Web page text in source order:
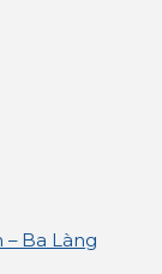
Ba Làng